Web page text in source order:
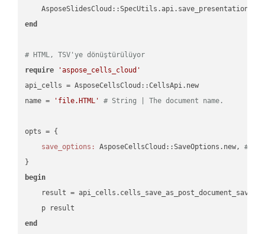
end
# HTML, TSV'ye dönüştürülüyor
require
'aspose_cells_cloud'
api_cells = AsposeCellsCloud::CellsApi.new
name =
'file.HTML' # String | The document name.
opts = {
save_options:
AsposeCellsCloud::SaveOptions.new, #
begin
result =
end